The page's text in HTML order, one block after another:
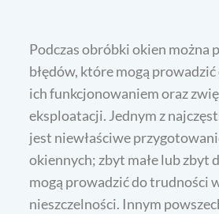
Podczas obróbki okien można
błędów, które mogą
ich funkcjonowaniem oraz
eksploatacji. Jednym z
jest niewłaściwe
okiennych; zbyt małe lub zbyt
mogą prowadzić do trudności
nieszczelności. Innym